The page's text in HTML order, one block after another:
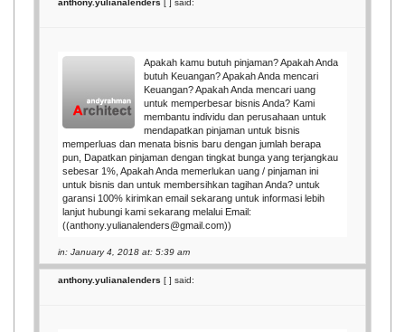
anthony.yulianalenders [] said:
Apakah kamu butuh pinjaman? Apakah Anda
butuh Keuangan? Apakah Anda mencari
Keuangan? Apakah Anda mencari uang
untuk memperbesar bisnis Anda? Kami
membantu individu dan perusahaan untuk
mendapatkan pinjaman untuk bisnis
memperluas dan menata bisnis baru dengan jumlah berapa
pun, Dapatkan pinjaman dengan tingkat bunga yang terjangkau
sebesar 1%, Apakah Anda memerlukan uang / pinjaman ini
untuk bisnis dan untuk membersihkan tagihan Anda? untuk
garansi 100% kirimkan email sekarang untuk informasi lebih
lanjut hubungi kami sekarang melalui Email:
((anthony.yulianalenders@gmail.com))
in: January 4, 2018 at: 5:39 am
anthony.yulianalenders [] said: